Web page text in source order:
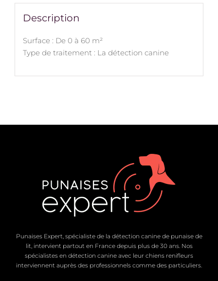
Description
Surface : De 0 à 60 m²
Type de traitement : La détection canine
Punaises Expert, spécialiste de la détection canine de punaise de
lit, intervient partout en France depuis plus de 30 ans. Nos
spécialistes en détection canine avec leur chiens renifleurs
interviennent auprès des professionnels comme des particuliers.